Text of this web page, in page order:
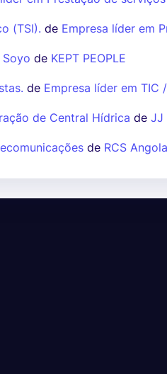
(TSI). de Empresa líder em
de KEPT PEOPLE
de Empresa líder em TIC
de Central Hídrica de JJ
de RCS Angola